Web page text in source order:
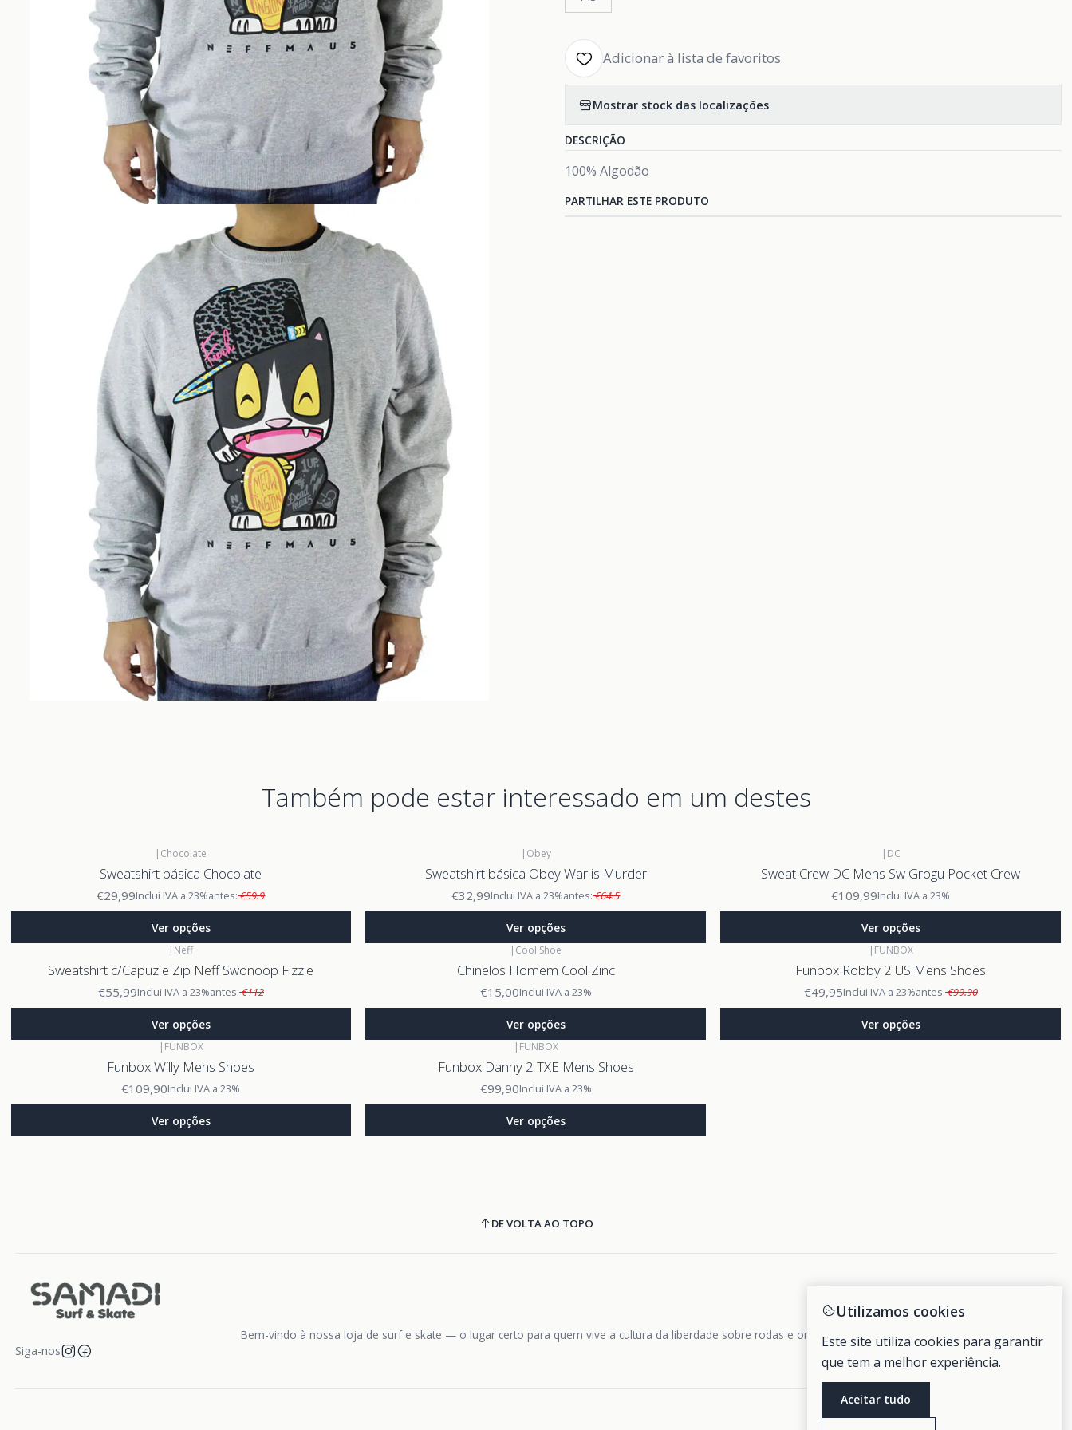
Adicionar à lista de favoritos
Mostrar stock das localizações
DESCRIÇÃO
100% Algodão
PARTILHAR ESTE PRODUTO
Também pode estar interessado em um destes
| Chocolate
Sweatshirt básica Chocolate
€29,99Inclui IVA a 23%antes:€59.9
Ver opções
| Obey
Sweatshirt básica Obey War is Murder
€32,99Inclui IVA a 23%antes:€64.5
Ver opções
| DC
Sweat Crew DC Mens Sw Grogu Pocket Crew
€109,99Inclui IVA a 23%
Ver opções
| Neff
Sweatshirt c/Capuz e Zip Neff Swonoop Fizzle
€55,99Inclui IVA a 23%antes:€112
Ver opções
| Cool Shoe
Chinelos Homem Cool Zinc
€15,00Inclui IVA a 23%
Ver opções
| FUNBOX
Funbox Robby 2 US Mens Shoes
€49,95Inclui IVA a 23%antes:€99.90
Ver opções
| FUNBOX
Funbox Willy Mens Shoes
€109,90Inclui IVA a 23%
Ver opções
| FUNBOX
Funbox Danny 2 TXE Mens Shoes
€99,90Inclui IVA a 23%
Ver opções
DE VOLTA AO TOPO
Bem-vindo à nossa loja de surf e skate — o lugar certo para quem vive a cultura da liberdade sobre rodas e ondas.
Siga-nos
Utilizamos cookies
Este site utiliza cookies para garantir
que tem a melhor experiência.
Aceitar tudo